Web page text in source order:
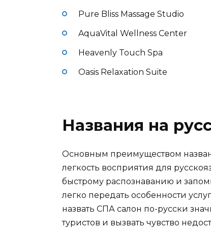
Pure Bliss Massage Studio
AquaVital Wellness Center
Heavenly Touch Spa
Oasis Relaxation Suite
Названия на
Основным преимуществом
легкость восприятия для
быстрому распознаванию и
легко передать особенности
назвать СПА салон по-русски
туристов и вызвать чувство